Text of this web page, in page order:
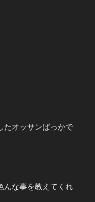
たオッサンばっかで
んな事を教えてくれ